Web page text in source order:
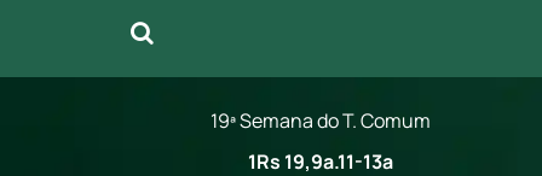
19ª Semana do T. Comum
1Rs 19,9a.11-13a